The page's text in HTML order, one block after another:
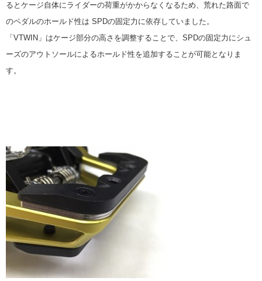
るとケージ自体にライダーの荷重がかからなくなるため、荒れた路面で
のペダルのホールド性は SPDの固定力に依存していました。
「VTWIN」はケージ部分の高さを調整することで、SPDの固定力にシュ
ーズのアウトソールによるホールド性を追加することが可能となりま
す。